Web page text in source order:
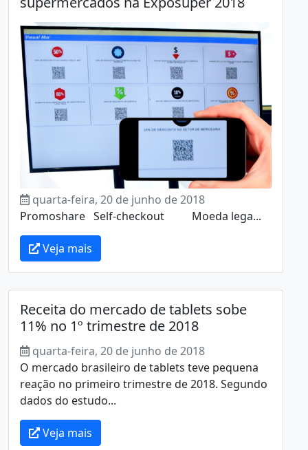
quarta-feira, 20 de junho de 2018
Promoshare Self-checkout Moeda lega...
Veja mais
Receita do mercado de tablets sobe
11% no 1º trimestre de 2018
quarta-feira, 20 de junho de 2018
O mercado brasileiro de tablets teve pequena
reação no primeiro trimestre de 2018. Segundo
dados do estudo...
Veja mais